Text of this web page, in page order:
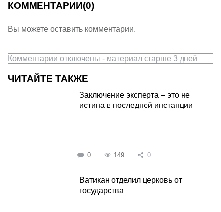
КОММЕНТАРИИ(0)
Вы можете оставить комментарии.
Комментарии отключены - материал старше 3 дней
ЧИТАЙТЕ ТАКЖЕ
Заключение эксперта – это не
истина в последней инстанции
0 149 0
Ватикан отделил церковь от
государства